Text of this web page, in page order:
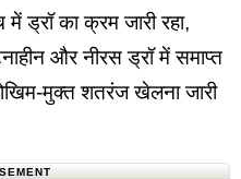
ड्रॉ का क्रम जारी रहा,
और नीरस ड्रॉ में समाप्त
मुक्त शतरंज खेलना जारी